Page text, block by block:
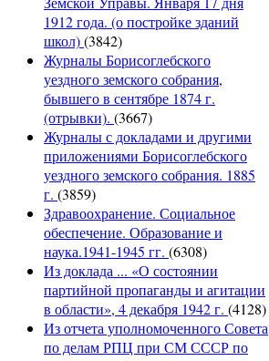
1912 года. (о постройке зданий
школ)(3842)
Журналы Борисоглебского
уездного земского собрания,
бывшего в сентябре 1874 г.
(отрывки). (3667)
Журналы с докладами и другими
приложениями Борисоглебского
уездного земского собрания. 1885
г. (3859)
Здравоохранение. Социальное
обеспечение. Образование и
наука.1941-1945 гг. (6308)
Из доклада ... «О состоянии
партийной пропаганды и агитации
в области», 4 декабря 1942 г. (4128)
Из отчета уполномоченного Совета
по делам РПЦ при СМ СССР по